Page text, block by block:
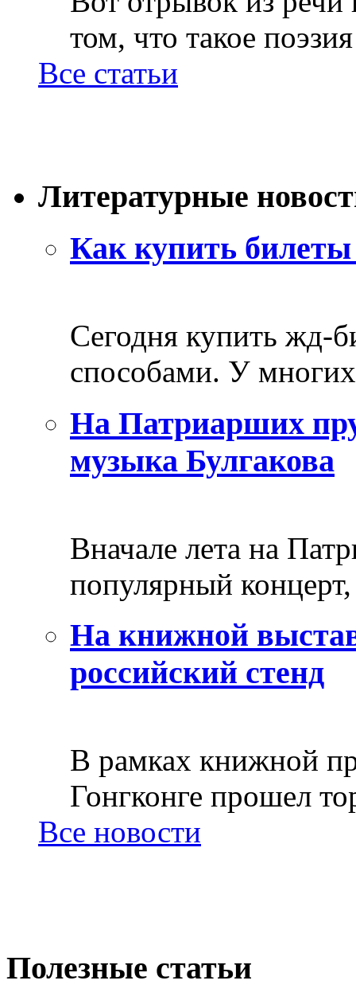
том, что такое
Все статьи
Литературные
Как купить билеты
Сегодня купить жд-
способами. У
На Патриарших
музыка Булгакова
Вначале лета на
популярный
На книжной
российский стенд
В рамках книжной
Гонгконге прошел
Все новости
Полезные статьи